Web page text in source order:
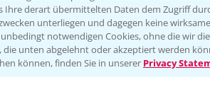
Bis zu 4
Ihre derart übermittelten Daten dem Zugriff
unterliegen und dagegen keine
notwendigen Cookies, ohne die wir
unten abgelehnt oder akzeptiert werden
können, finden Sie in unserer Privacy